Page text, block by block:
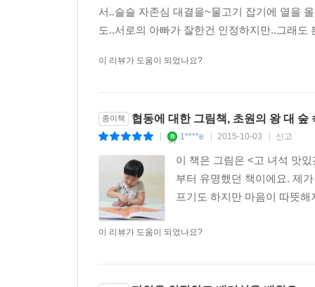
서..슬슬 자존심 대결을~물고기 잡기에 열을
도..서로의 아빠가 잘한건 인정하지만..그래
이 리뷰가 도움이 되었나요?
종이책 협동에 대한 그림책, 초원의 왕 대 숲
1****e 2015-10-03 신고
이 책은 그림은 <고 녀석 맛
부터 유명했던 책이에요. 제
프기도 하지만 마음이 따뜻
이 리뷰가 도움이 되었나요?